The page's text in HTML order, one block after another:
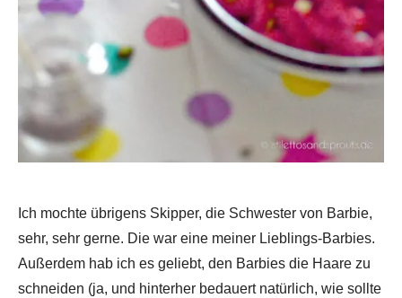
Ich mochte übrigens Skipper, die Schwester von Barbie,
sehr, sehr gerne. Die war eine meiner Lieblings-Barbies.
Außerdem hab ich es geliebt, den Barbies die Haare zu
schneiden (ja, und hinterher bedauert natürlich, wie sollte